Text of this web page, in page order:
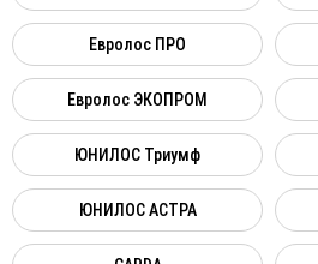
Евролос ПРО
Евролос ЭКОПРОМ
ЮНИЛОС Триумф
ЮНИЛОС АСТРА